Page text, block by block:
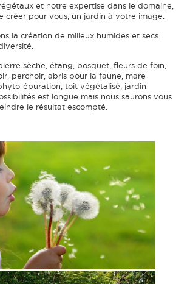
et notre expertise dans le domaine,
créer pour vous, un jardin à votre image.
la création de milieux humides et secs
sèche, étang, bosquet, fleurs de foin,
perchoir, abris pour la faune, mare
épuration, toit végétalisé, jardin
est longue mais nous saurons vous
le résultat escompté.